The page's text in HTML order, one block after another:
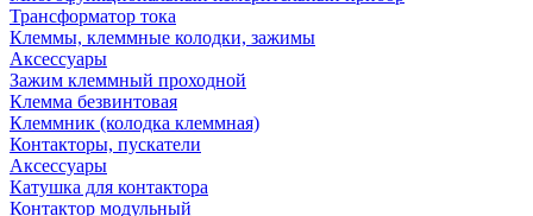
Трансформатор тока
Клеммы, клеммные колодки, зажимы
Аксессуары
Зажим клеммный проходной
Клемма безвинтовая
Клеммник (колодка клеммная)
Контакторы, пускатели
Аксессуары
Катушка для контактора
Контактор модульный